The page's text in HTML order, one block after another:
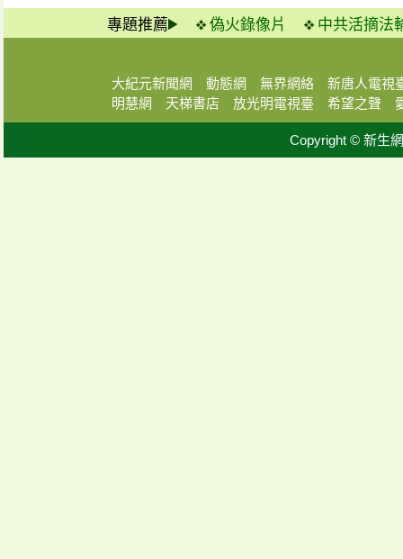
專題推薦 偽火錄像片 中共活摘法
大紀元新聞網 動態網 無界網絡
新唐人電視
明慧網
天梯書店 放光明電視臺 希望之聲
Copyright © 新生